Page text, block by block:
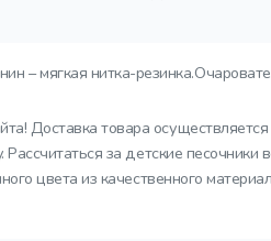
мягкая нитка-
Доставка товара
за детские
цвета из качественного